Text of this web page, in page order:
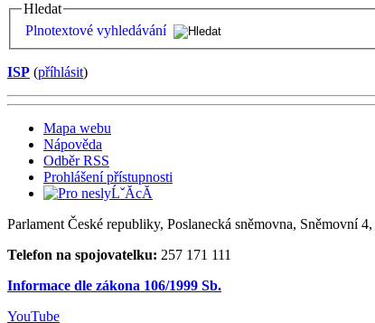
Hledat
Plnotextové vyhledávání
ISP (příhlásit)
Mapa webu
Nápověda
Odběr RSS
Prohlášení přístupnosti
Parlament České republiky, Poslanecká sněmovna, Sněmovní
Telefon na spojovatelku: 257 171 111
Informace dle zákona 106/1999 Sb.
YouTube